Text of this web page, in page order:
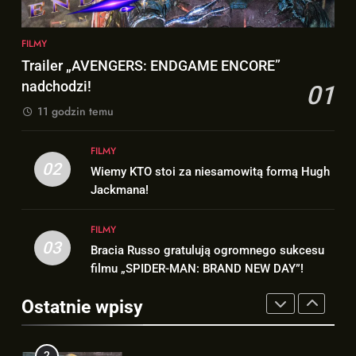
MAN”!
1
ENCORE” nadchodzi!
formą Hugh Jackmana!
FILMY
3
Bracia Russo gratulują
„SPIDER-MAN: BRAND NEW
DAY”!
FILMY
4
FILMY
Trailer „AVENGERS: ENDGAME ENCORE”
nadchodzi!
01
11 godzin temu
02
FILMY
Wiemy KTO stoi za niesamowitą formą Hugh
Jackmana!
03
FILMY
Bracia Russo gratulują ogromnego sukcesu
filmu „SPIDER-MAN: BRAND NEW DAY”!
Ostatnie wpisy
8
Andrew Garfield stawia warunek
filmie „THE AMAZING SPIDER-
Trailer „AVENGERS: ENDGAME
ENCORE” nadchodzi!
2
Wiemy KTO stoi za niesamowitą
formą Hugh Jackmana!
FILMY